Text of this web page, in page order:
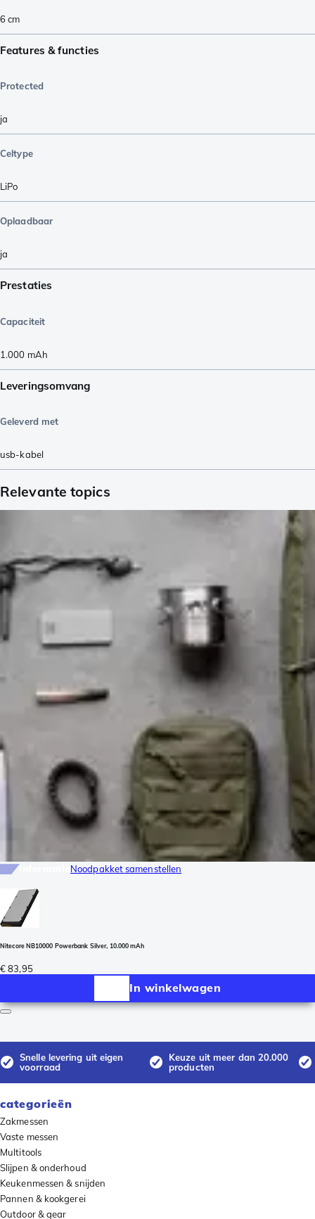
6cm
Features & functies
Protected
ja
Celtype
LiPo
Oplaadbaar
ja
Prestaties
Capaciteit
1.000 mAh
Leveringsomvang
Geleverd met
usb-kabel
Relevante topics
Noodpakket samenstellen
Nitecore NB10000 Powerbank Silver, 10.000 mAh
€ 83,95
In winkelwagen
Snelle levering uit eigen
voorraad
Keuze uit meer dan 20.000
producten
categorieën
Zakmessen
Vaste messen
Multitools
Slijpen & onderhoud
Keukenmessen & snijden
Pannen & kookgerei
Outdoor & gear